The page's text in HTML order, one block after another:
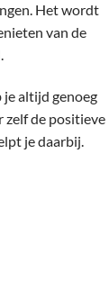
Het wordt
van de
je altijd genoeg
zelf de positieve
je daarbij.